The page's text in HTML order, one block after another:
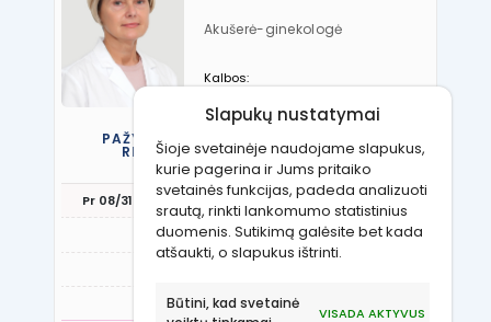
Slapukų nustatymai
Šioje svetainėje naudojame slapukus,
kurie pagerina ir Jums pritaiko
svetainės funkcijas, padeda analizuoti
srautą, rinkti lankomumo statistinius
duomenis. Sutikimą galėsite bet kada
atšaukti, o slapukus ištrinti.
Būtini, kad svetainė
VISADA AKTYVUS
Akušerė-ginekologė
Kalbos:
PAŽYMĖKITE JUMS TINKANTĮ LAIKĄ IR
REGISTRUOKITĖS VIZITUI PAS ŠĮ
GYDYTOJĄ
Pr 08/31 An 09/01
16:30
Tr 09/02 Kt 09/03